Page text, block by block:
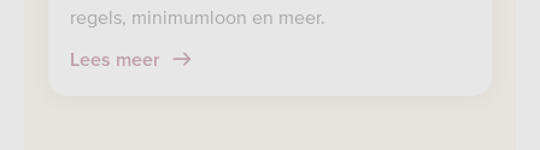
regels, minimumloon en meer.
Lees meer